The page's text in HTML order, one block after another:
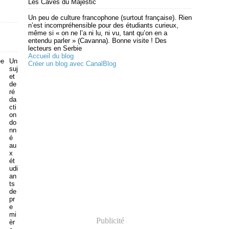
Un
suj
et
de
ré
da
cti
on
do
nn
é
au
x
ét
udi
an
ts
de
pr
e
mi
èr
Les Caves du Majestic
Un peu de culture francophone (surtout française). Rien
n’est incompréhensible pour des étudiants curieux,
même si « on ne l’a ni lu, ni vu, tant qu’on en a
entendu parler » (Cavanna). Bonne visite ! Des
lecteurs en Serbie
Accueil du blog
Créer un blog avec CanalBlog
Publicité